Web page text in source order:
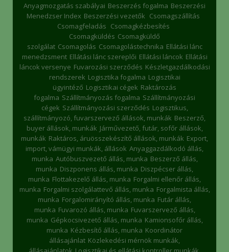
Anyagmozgatás szabályai Beszerzés fogalma Beszerzési
Menedzser Index Beszerzési vezetők Csomagszállítás
Csomagfeladás Csomagkézbesítés
Csomagküldés Csomagküldő
szolgálat Csomagolás Csomagolástechnika Ellátási lánc
menedzsment Ellátási lánc szereplői Ellátási láncok Ellátási
láncok versenye Fuvarozási szerződés Készletgazdálkodási
rendszerek Logisztika fogalma Logisztikai
ügyintéző Logisztikai cégek Raktározás
fogalma Szállítmányozás fogalma Szállítmányozási
cégek Szállítmányozási szerződés Logisztikus,
szállítmányozó, fuvarszervező állások, munkák Beszerző,
buyer állások, munkák Járművezető, futár, sofőr állások,
munkák Raktáros, áruösszekészítő állások, munkák Export,
import, vámügyi munkák, állások Anyaggazdálkodó állás,
munka Autóbuszvezető állás, munka Beszerző állás,
munka Diszponens állás, munka Diszpécser állás,
munka Flottakezelő állás, munka Forgalmi ellenőr állás,
munka Forgalmi szolgálattevő állás, munka Forgalmista állás,
munka Forgalomirányító állás, munka Futár állás,
munka Fuvarozó állás, munka Fuvarszervező állás,
munka Gépkocsivezető állás, munka Kamionsofőr állás,
munka Kézbesítő állás, munka Koordinátor
állásajánlat Közlekedési mérnök munkák,